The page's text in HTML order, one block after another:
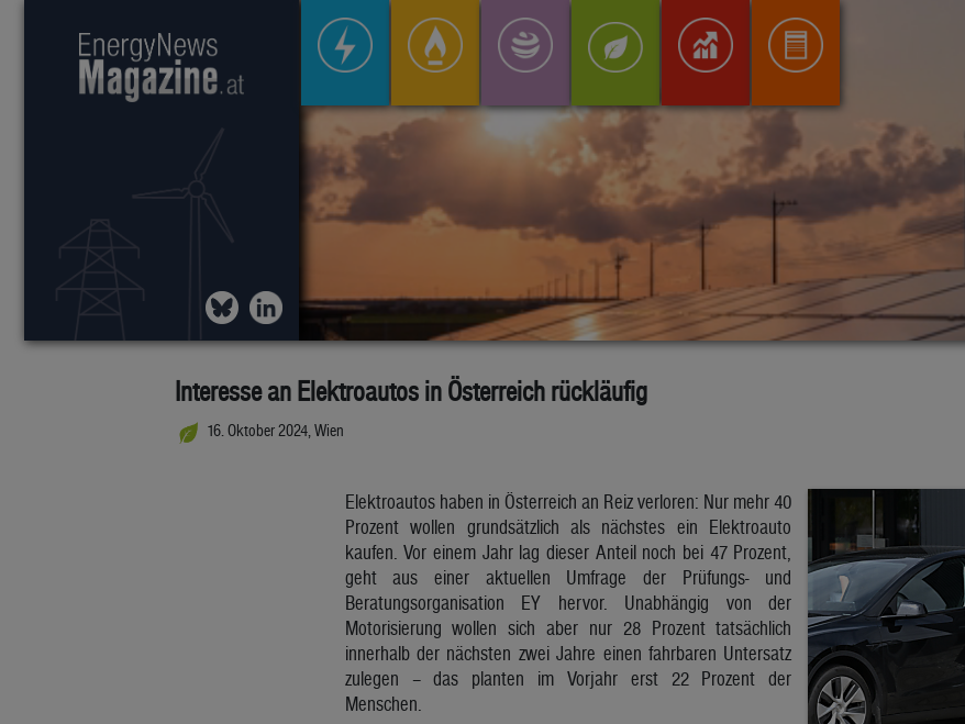
Interesse an Elektroautos in Österreich rückläufig
16. Oktober 2024, Wien
Elektroautos haben in Österreich an Reiz verloren: Nur mehr 40
Prozent wollen grundsätzlich als nächstes ein Elektroauto
kaufen. Vor einem Jahr lag dieser Anteil noch bei 47 Prozent,
geht aus einer aktuellen Umfrage der Prüfungs- und
Beratungsorganisation EY hervor. Unabhängig von der
Motorisierung wollen sich aber nur 28 Prozent tatsächlich
innerhalb der nächsten zwei Jahre einen fahrbaren Untersatz
zulegen – das planten im Vorjahr erst 22 Prozent der
Menschen.